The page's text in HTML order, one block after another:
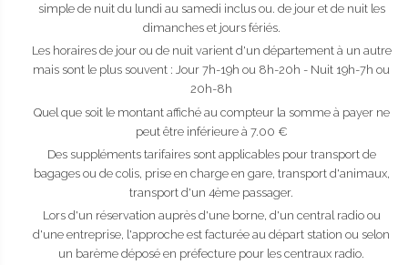
simple de nuit du lundi au samedi inclus ou. de jour et de nuit les
dimanches et jours fériés.
Les horaires de jour ou de nuit varient d'un département à un autre
mais sont le plus souvent : Jour 7h-19h ou 8h-20h - Nuit 19h-7h ou
20h-8h
Quel que soit le montant affiché au compteur la somme à payer ne
peut être inférieure à 7.00 €
Des suppléments tarifaires sont applicables pour transport de
bagages ou de colis, prise en charge en gare, transport d'animaux,
transport d'un 4ème passager.
Lors d'un réservation auprès d'une borne, d'un central radio ou
d'une entreprise, l'approche est facturée au départ station ou selon
un barème déposé en préfecture pour les centraux radio.